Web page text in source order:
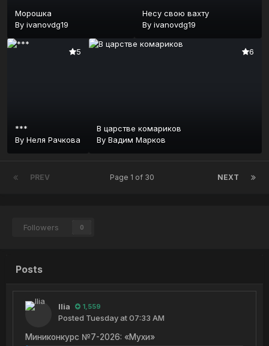
Морошка
By ivanovdg19
Несу свою вахту
By ivanovdg19
5
***
By Неля Рачкова
6
В царстве комариков
By Вадим Марков
PREV NEXT
Page 1 of 30
Followers 0
Posts
Ilia 1,559
Posted Tuesday at 07:33 AM
Миниконкурс №7-2026: «Мухи»